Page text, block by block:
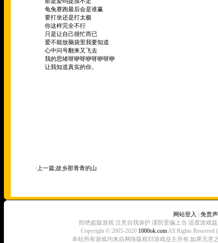
龟兔赛跑最后会是谁赢
要打坐还是打太极
你这样完全不行
只是让自己很忙而已
爱不能放脑袋里我要知道
心中问号翻来又飞去
我的思绪呀咿呀咿呀咿呀咿
让我知道真实的你。
·上一篇;故乡那青青的山
网站登入
免责
拒绝盗版游戏 注意自我保护 谨防受骗上当 适度游戏
Copyright © 2005-2020 1000ok.comAll Rights
本站所有游戏均来自网络版权归游戏业主所有,如果无意